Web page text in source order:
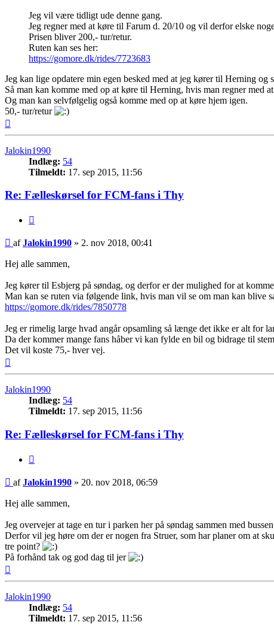
Jeg vil være tidligt ude denne gang.
Jeg regner med at køre til Farum d. 20/10 og vil derfor elske
Prisen bliver 200,- tur/retur.
Ruten kan ses her:
https://gomore.dk/rides/7723683
Jeg kan lige opdatere min egen besked med at jeg kører til Herning og
Så man kan komme med op at køre til Herning, hvis man regner med
Og man kan selvfølgelig også komme med op at køre hjem igen.
50,- tur/retur
Jalokin1990
Indlæg: 54
Tilmeldt: 17. sep 2015, 11:56
Re: Fælleskørsel for FCM-fans i Thy
Indlæg
afJalokin1990 » 2. nov 2018, 00:41
Hej alle sammen,
Jeg kører til Esbjerg på søndag, og derfor er der mulighed for at
Man kan se ruten via følgende link, hvis man vil se om man kan blive
https://gomore.dk/rides/7850778
Jeg er rimelig large hvad angår opsamling så længe det ikke er alt for
Da der kommer mange fans håber vi kan fylde en bil og bidrage til
Det vil koste 75,- hver vej.
Jalokin1990
Indlæg: 54
Tilmeldt: 17. sep 2015, 11:56
Re: Fælleskørsel for FCM-fans i Thy
Indlæg
afJalokin1990 » 20. nov 2018, 06:59
Hej alle sammen,
Jeg overvejer at tage en tur i parken her på søndag sammen med
Derfor vil jeg høre om der er nogen fra Struer, som har planer om at
tre point?
På forhånd tak og god dag til jer
Jalokin1990
Indlæg: 54
Tilmeldt: 17. sep 2015, 11:56